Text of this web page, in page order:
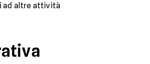
ad altre attività